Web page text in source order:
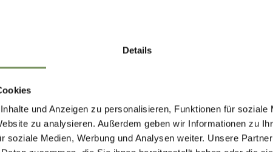
Details
und Anzeigen zu personalisieren, Funktionen für soziale
zu analysieren. Außerdem geben wir Informationen zu
soziale Medien, Werbung und Analysen weiter. Unsere
S. Martino
la piazza delle feste a S. Martino
la piscina di S. Martino
- 01.09.
mar mer gio ven sab
dom